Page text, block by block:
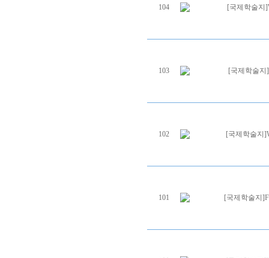
104 [국제학술지
103 [국제학술지
102 [국제학술지
101 [국제학술지